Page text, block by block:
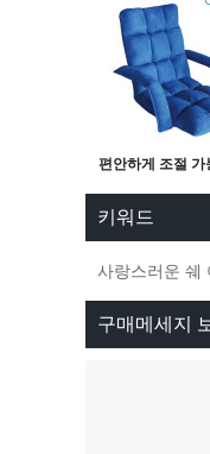
편안하게 조절 가
대와 팔걸
키워드
사랑스러운 쉐
구매메세지